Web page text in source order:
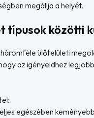
megállja a helyét.
típusok közötti
ülőfelületi
az igényeidhez
egészében